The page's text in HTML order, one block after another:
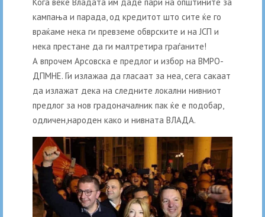
Кога веќе Владата им даде пари на општините за
кампања и парада, од кредитот што сите ќе го
враќаме нека ги превземе обврските и на ЈСП и
нека престане да ги малтретира граѓаните!
А впрочем Арсовска е предлог и избор на ВМРО-
ДПМНЕ. Ги излажаа да гласаат за неа, сега сакаат
да излажат дека на следните локални нивниот
предлог за нов градоначалник пак ќе е подобар,
одличен,народен како и нивната ВЛАДА.